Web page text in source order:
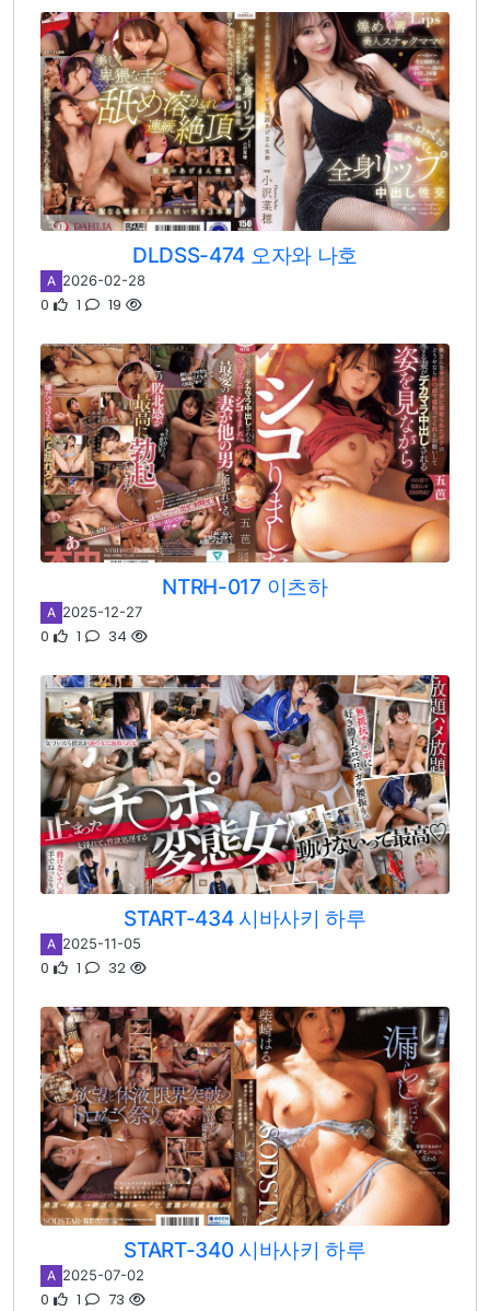
DLDSS-474 오자와 나호
A 2026-02-28
0 1 19
NTRH-017 이츠하
A 2025-12-27
0 1 34
START-434 시바사키 하루
A 2025-11-05
0 1 32
START-340 시바사키 하루
A 2025-07-02
0 1 73